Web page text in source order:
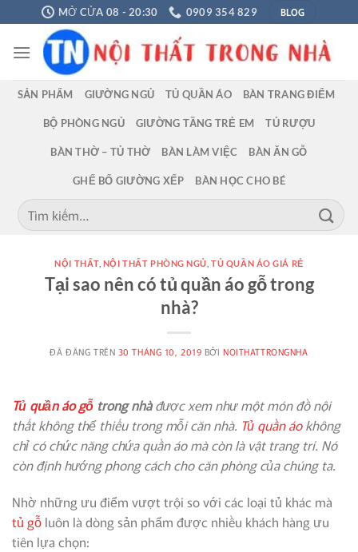
Chuyển
đến
nội
MỞ CỬA 08 - 20:30 0909 354 829 BLOG
SẢN PHẨM GIƯỜNG NGỦ TỦ QUẦN ÁO BÀN TRANG ĐIỂM
BỘ PHÒNG NGỦ GIƯỜNG TẦNG TRẺ EM TỦ RƯỢU
BÀN THỜ – TỦ THỜ BÀN LÀM VIỆC BÀN ĂN GỖ
GHẾ BỐ GIƯỜNG XẾP BÀN HỌC CHO BÉ
Tìm
kiếm:
NỘI THẤT, NỘI THẤT PHÒNG NGỦ ,TỦ QUẦN ÁO GIÁ RẺ
Tại sao nên có tủ quần áo gỗ trong
nhà?
ĐÃ ĐĂNG TRÊN 30 THÁNG 10, 2019 BỞINOITHATTRONGNHA
Tủ quần áo gỗ trong nhàđược xem như một món đồ nội
thất không thể thiếu trong mỗi căn nhà. Tủ quần áo không
chỉ có chức năng chứa quần áo mà còn là vật trang trí. Nó
còn định hướng phong cách cho căn phòng của chúng ta.
Nhờ những ưu điểm vượt trội so với các loại tủ khác mà
tủ gỗ luôn là dòng sản phẩm được nhiều khách hàng ưu
tiên lựa chọn: